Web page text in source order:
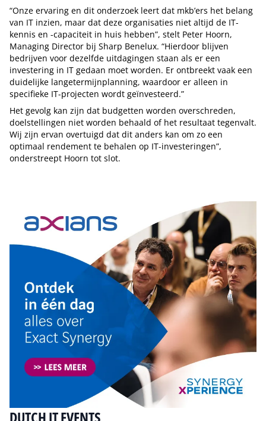
“Onze ervaring en dit onderzoek leert dat mkb’ers het belang
van IT inzien, maar dat deze organisaties niet altijd de IT-
kennis en -capaciteit in huis hebben”, stelt Peter Hoorn,
Managing Director bij Sharp Benelux. “Hierdoor blijven
bedrijven voor dezelfde uitdagingen staan als er een
investering in IT gedaan moet worden. Er ontbreekt vaak een
duidelijke langetermijnplanning, waardoor er alleen in
specifieke IT-projecten wordt geïnvesteerd.”
Het gevolg kan zijn dat budgetten worden overschreden,
doelstellingen niet worden behaald of het resultaat tegenvalt.
Wij zijn ervan overtuigd dat dit anders kan om zo een
optimaal rendement te behalen op IT-investeringen”,
onderstreept Hoorn tot slot.
DUTCH IT EVENTS